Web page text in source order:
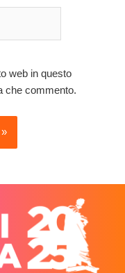
web in questo
che commento.